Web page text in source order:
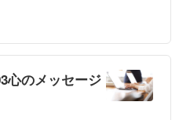
心のメッセージ